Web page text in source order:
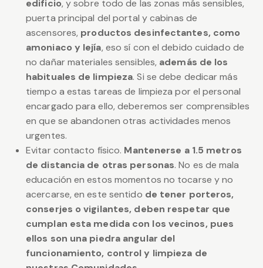
edificio, y sobre todo de las zonas más sensibles,
puerta principal del portal y cabinas de
ascensores, productos desinfectantes, como
amoniaco y lejía, eso sí con el debido cuidado de
no dañar materiales sensibles, además de los
habituales de limpieza. Si se debe dedicar más
tiempo a estas tareas de limpieza por el personal
encargado para ello, deberemos ser comprensibles
en que se abandonen otras actividades menos
urgentes.
Evitar contacto físico. Mantenerse a 1.5 metros
de distancia de otras personas. No es de mala
educación en estos momentos no tocarse y no
acercarse, en este sentido de tener porteros,
conserjes o vigilantes, deben respetar que
cumplan esta medida con los vecinos, pues
ellos son una piedra angular del
funcionamiento, control y limpieza de